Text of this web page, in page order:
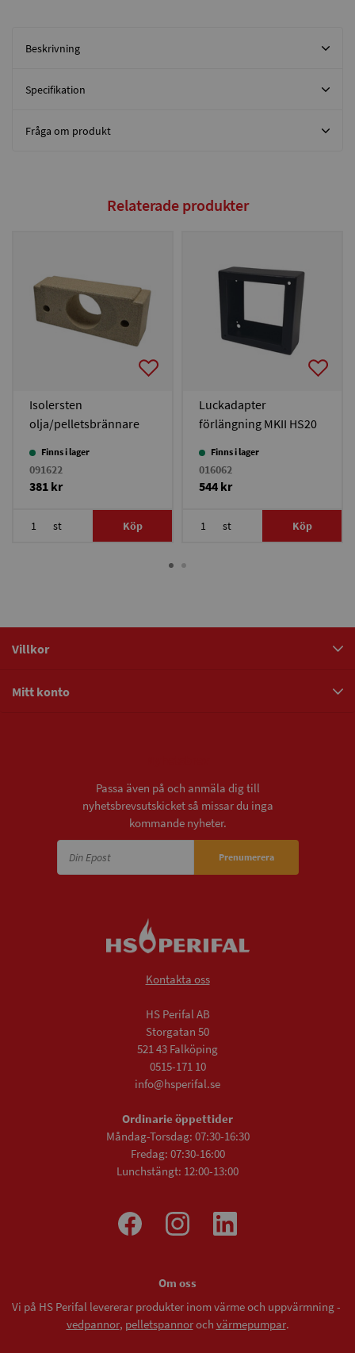
Beskrivning
Specifikation
Fråga om produkt
Relaterade produkter
Isolersten
olja/pelletsbrännare
Finns i lager
091622
381 kr
st Köp
Luckadapter
förlängning MKII HS20
Finns i lager
016062
544 kr
st Köp
Villkor
Mitt konto
Passa även på och anmäla dig till
nyhetsbrevsutskicket så missar du inga
kommande nyheter.
Prenumerera
Kontakta oss
HS Perifal AB
Storgatan 50
521 43 Falköping
0515-171 10
info@hsperifal.se
Ordinarie öppettider
Måndag-Torsdag: 07:30-16:30
Fredag: 07:30-16:00
Lunchstängt: 12:00-13:00
Om oss
Vi på HS Perifal levererar produkter inom värme och uppvärmning -
vedpannor, pelletspannoroch värmepumpar.